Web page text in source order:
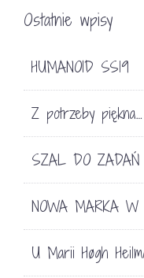
Ostatnie wpisy
HUMANOID SS19
Z potrzeby
SZAL DO ZADAŃ
NOWA MARKA W
U Marii Høgh